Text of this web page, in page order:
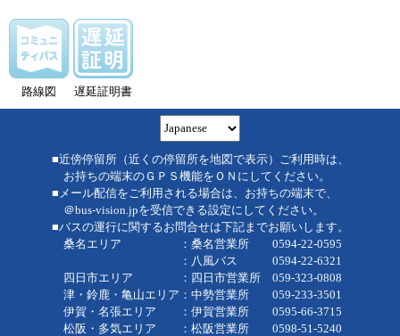
路線図 遅延証明書
■近傍停留所（近くの停留所を地図で表示）ご利用時は、
お持ちの端末のＧＰＳ機能をＯＮにしてください。
■メール配信をご利用される場合は、お持ちの端末で、
＠bus-vision.jpを受信できる設定にしてください。
■バスの運行に関するお問合せは下記までお願いします。
桑名エリア ：桑名営業所 0594-22-0595
：八風バス 0594-22-6321
四日市エリア ：四日市営業所 059-323-0808
津・鈴鹿・亀山エリア：中勢営業所 059-233-3501
伊賀・名張エリア ：伊賀営業所 0595-66-3715
松阪・多気エリア ：松阪営業所 0598-51-5240